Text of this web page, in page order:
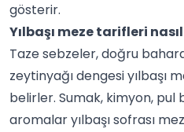
gösterir.
Yılbaşı meze tarifleri
Taze sebzeler, doğru
zeytinyağı dengesi yılbaşı
belirler. Sumak, kimyon, pul
aromalar yılbaşı sofrası